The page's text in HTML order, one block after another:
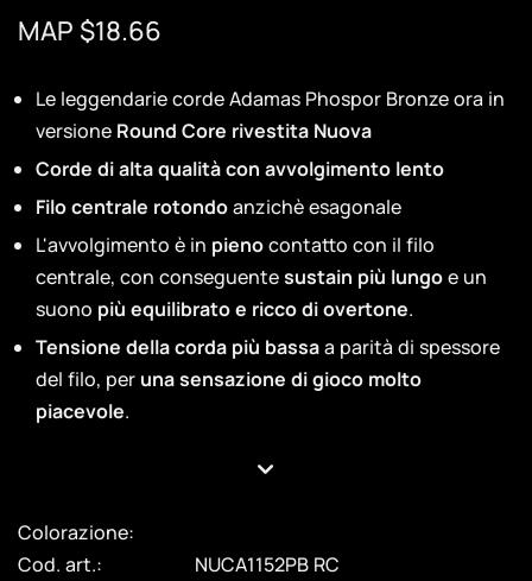
MAP $18.66
Le leggendarie corde Adamas Phospor Bronze ora in
versione Round Core rivestita Nuova
Corde di alta qualità con avvolgimento lento
Filo centrale rotondoanzichè esagonale
L'avvolgimento è in pienocontatto con il filo
centrale, con conseguentesustain più lungoe un
suono più equilibrato e ricco di overtone.
Tensione della corda più bassaa parità di spessore
del filo, per una sensazione di gioco molto
piacevole.
Colorazione:
Cod. art.:
NUCA1152PB RC